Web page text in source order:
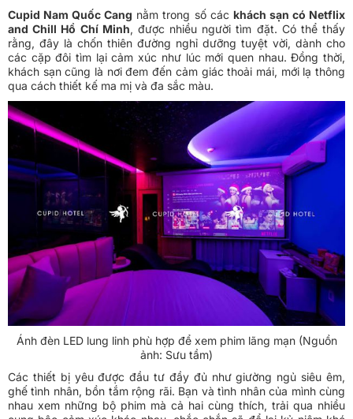
Cupid Nam Quốc Cang nằm trong số các khách sạn có Netflix
and Chill Hồ Chí Minh, được nhiều người tìm đặt. Có thể thấy
rằng, đây là chốn thiên đường nghỉ dưỡng tuyệt vời, dành cho
các cặp đôi tìm lại cảm xúc như lúc mới quen nhau. Đồng thời,
khách sạn cũng là nơi đem đến cảm giác thoải mái, mới lạ thông
qua cách thiết kế ma mị và đa sắc màu.
Ánh đèn LED lung linh phù hợp để xem phim lãng mạn (Nguồn
ảnh: Sưu tầm)
Các thiết bị yêu được đầu tư đầy đủ như giường ngủ siêu êm,
ghế tình nhân, bồn tắm rộng rãi. Bạn và tình nhân của mình cùng
nhau xem những bộ phim mà cả hai cùng thích, trải qua nhiều